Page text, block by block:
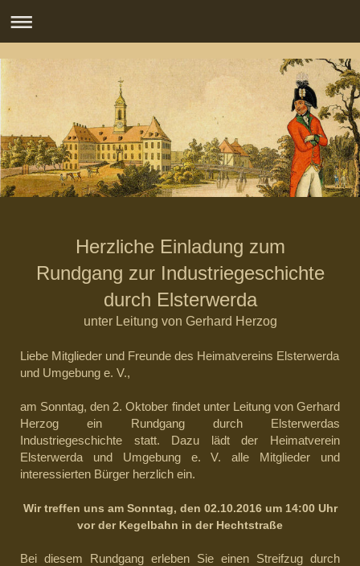
Herzliche Einladung zum
Rundgang zur Industriegeschichte
durch Elsterwerda
unter Leitung von Gerhard Herzog
Liebe Mitglieder und Freunde des Heimatvereins Elsterwerda
und Umgebung e. V.,
am Sonntag, den 2. Oktober findet unter Leitung von Gerhard
Herzog ein Rundgang durch Elsterwerdas
Industriegeschichte statt. Dazu lädt der Heimatverein
Elsterwerda und Umgebung e. V. alle Mitglieder und
interessierten Bürger herzlich ein.
Wir treffen uns am Sonntag, den 02.10.2016 um 14:00 Uhr
vor der Kegelbahn in der Hechtstraße
Bei diesem Rundgang erleben Sie einen Streifzug durch